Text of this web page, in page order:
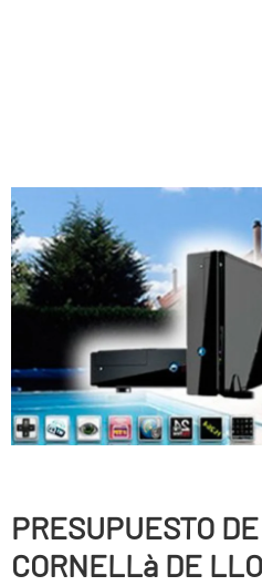
PRESUPUESTO
CORNELLà DE